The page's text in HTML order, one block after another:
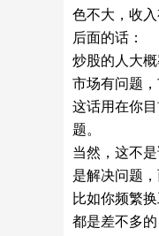
色不大，收
后面的话：
炒股的人大
市场有问题
这话用在你
题。
当然，这不
是解决问题
比如你频繁
都是差不多